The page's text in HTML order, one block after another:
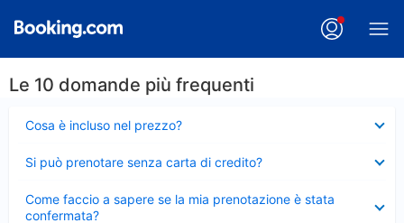
Le 10 domande più frequenti
Cosa è incluso nel prezzo?
chiuso
Si può prenotare senza carta di credito?
chiuso
Come faccio a sapere se la mia prenotazione è stata
confermata?
chiuso